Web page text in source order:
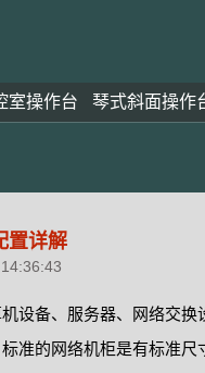
室操作台 琴式斜面操作
置详解
设备、服务器、网络交
准的网络机柜是有标准